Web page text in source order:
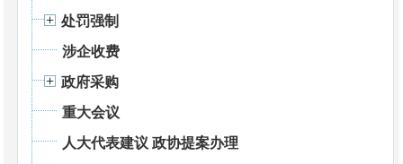
处罚强制
涉企收费
政府采购
重大会议
人大代表建议 政协提案办理